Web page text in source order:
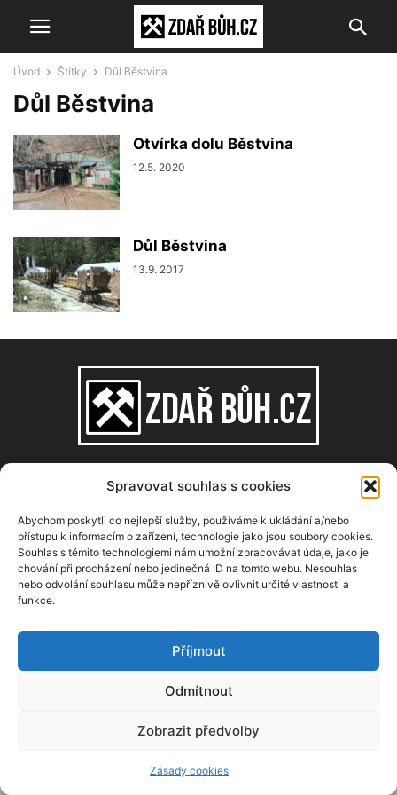
Spravovat souhlas s cookies
Abychom poskytli co nejlepší služby, používáme k ukládání a/nebo
přístupu k informacím o zařízení, technologie jako jsou soubory cookies.
Souhlas s těmito technologiemi nám umožní zpracovávat údaje, jako je
chování při procházení nebo jedinečná ID na tomto webu. Nesouhlas
nebo odvolání souhlasu může nepříznivě ovlivnit určité vlastnosti a
funkce.
Příjmout
Odmítnout
Zobrazit předvolby
Zásady cookies
Úvod Štítky Důl Běstvina
Důl Běstvina
Otvírka dolu Běstvina
12.5. 2020
Důl Běstvina
13.9. 2017
O NÁS
Copyright © 2008–2026, zdarbuh.cz
Kontaktujte nás:info@zdarbuh.cz